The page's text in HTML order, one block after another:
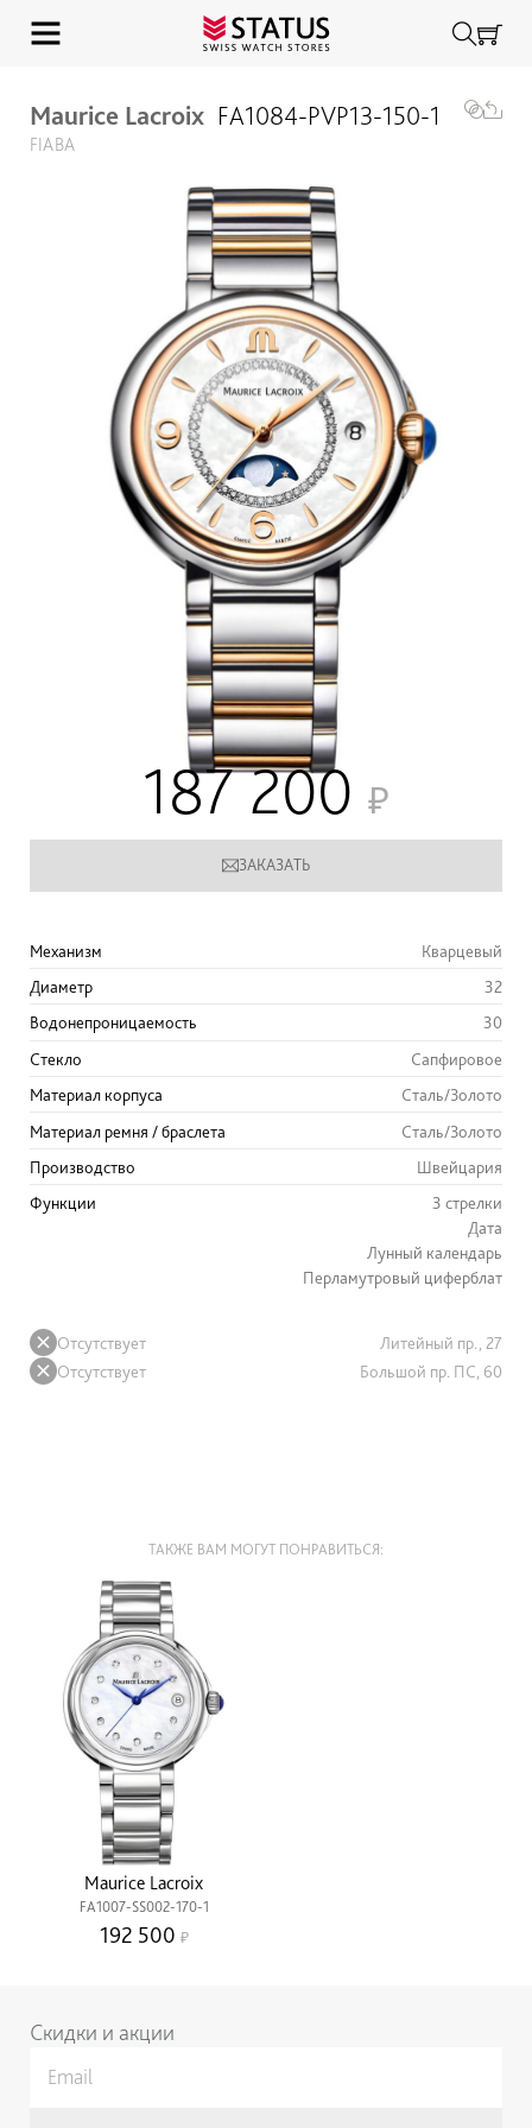
Maurice Lacroix FA1084-PVP13-150-1
FIABA
187 200
ЗАКАЗАТЬ
Механизм
Кварцевый
Диаметр
32
Водонепроницаемость
30
Стекло
Сапфировое
Материал корпуса
Сталь/Золото
Материал ремня / браслета
Сталь/Золото
Производство
Швейцария
Функции
3 стрелки
Дата
Лунный календарь
Перламутровый циферблат
Отсутствует
Литейный пр., 27
Отсутствует
Большой пр. ПС, 60
ТАКЖЕ ВАМ МОГУТ ПОНРАВИТЬСЯ:
Maurice Lacroix
FA1007-SS002-170-1
192 500
Скидки и акции